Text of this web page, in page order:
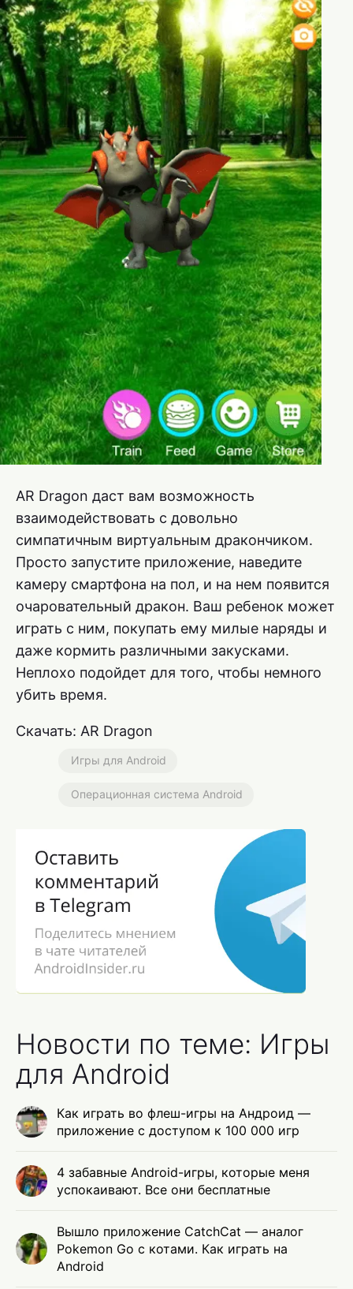
AR Dragon даст вам возможность
взаимодействовать с довольно
симпатичным виртуальным дракончиком.
Просто запустите приложение, наведите
камеру смартфона на пол, и на нем появится
очаровательный дракон. Ваш ребенок может
играть с ним, покупать ему милые наряды и
даже кормить различными закусками.
Неплохо подойдет для того, чтобы немного
убить время.
Скачать: AR Dragon
Игры для Android
Операционная система Android
Новости по теме: Игры
для Android
Как играть во флеш-игры на Андроид —
приложение с доступом к 100 000 игр
4 забавные Android-игры, которые меня
успокаивают. Все они бесплатные
Вышло приложение CatchCat — аналог
Pokemon Go с котами. Как играть на
Android